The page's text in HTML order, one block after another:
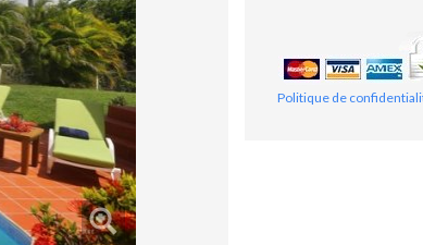
Politique de